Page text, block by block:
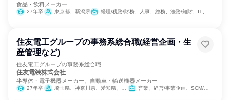
食品・飲料メーカー
27年卒 東京都、新潟県 経理/税務/財務、人事、総務、法務/知財、IT、広報/IR、組織運営管理・公務員・事務系職種
住友電工グループの事務系総合職(経営企画・生
産管理など)
住友電工グループの事務系総合職
住友電装株式会社
半導体・電子機器メーカー、自動車・輸送機器メーカー
27年卒 埼玉県、神奈川県、愛知県、三重県 営業、経営/事業企画、SCM/生産管理/購買/物流、経理/税務/財務、人事、総務、法務/知財